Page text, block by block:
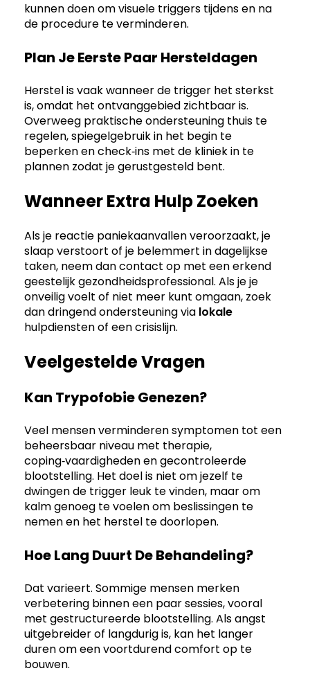
kunnen doen om visuele triggers tijdens en na
de procedure te verminderen.
Plan Je Eerste Paar Hersteldagen
Herstel is vaak wanneer de trigger het sterkst
is, omdat het ontvanggebied zichtbaar is.
Overweeg praktische ondersteuning thuis te
regelen, spiegelgebruik in het begin te
beperken en check‑ins met de kliniek in te
plannen zodat je gerustgesteld bent.
Wanneer Extra Hulp Zoeken
Als je reactie paniekaanvallen veroorzaakt, je
slaap verstoort of je belemmert in dagelijkse
taken, neem dan contact op met een erkend
geestelijk gezondheidsprofessional. Als je je
onveilig voelt of niet meer kunt omgaan, zoek
dan dringend ondersteuning via lokale
hulpdiensten of een crisislijn.
Veelgestelde Vragen
Kan Trypofobie Genezen?
Veel mensen verminderen symptomen tot een
beheersbaar niveau met therapie,
coping‑vaardigheden en gecontroleerde
blootstelling. Het doel is niet om jezelf te
dwingen de trigger leuk te vinden, maar om
kalm genoeg te voelen om beslissingen te
nemen en het herstel te doorlopen.
Hoe Lang Duurt De Behandeling?
Dat varieert. Sommige mensen merken
verbetering binnen een paar sessies, vooral
met gestructureerde blootstelling. Als angst
uitgebreider of langdurig is, kan het langer
duren om een voortdurend comfort op te
bouwen.